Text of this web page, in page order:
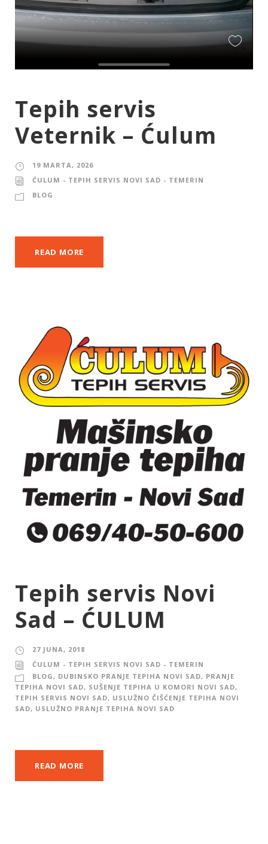
Tepih servis
Veternik – Ćulum
19 MARTA, 2026
ĆULUM - TEPIH SERVIS NOVI SAD - TEMERIN
BLOG
READ MORE
Tepih servis Novi
Sad – ĆULUM
27 JUNA, 2018
ĆULUM - TEPIH SERVIS NOVI SAD - TEMERIN
BLOG, DUBINSKO PRANJE TEPIHA NOVI SAD, PRANJE
TEPIHA NOVI SAD, SUŠENJE TEPIHA U KOMORI NOVI SAD,
TEPIH SERVIS NOVI SAD, USLUŽNO ČIŠĆENJE TEPIHA NOVI
SAD, USLUŽNO PRANJE TEPIHA NOVI SAD
READ MORE